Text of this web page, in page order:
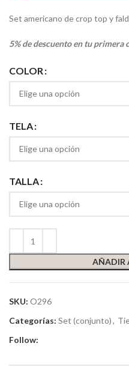
Set americano de crop top y
5% de descuento en tu primera
COLOR
TELA
TALLA
AÑADIR
SKU: O296
Categorías: Set (conjunto),
Follow: